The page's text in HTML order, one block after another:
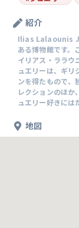
紹介
Ilias Lalaounis
ある博物館です。
イリアス・ララウ
ュエリーは、ギリ
ンを得たもので、
レクションのほか
ュエリー好きには
地図